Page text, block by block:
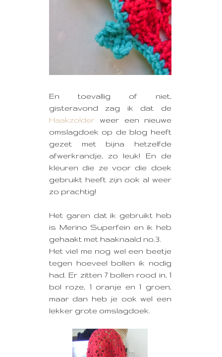
En toevallig of niet,
gisteravond zag ik dat de
Haakzolder weer een nieuwe
omslagdoek op de blog heeft
gezet met bijna hetzelfde
afwerkrandje, zo leuk! En de
kleuren die ze voor die doek
gebruikt heeft zijn ook al weer
zo prachtig!
Het garen dat ik gebruikt heb
is Merino Superfein en ik heb
gehaakt met haaknaald no.3.
Het viel me nog wel een beetje
tegen hoeveel bollen ik nodig
had. Er zitten 7 bollen rood in, 1
bol roze, 1 oranje en 1 groen,
maar dan heb je ook wel een
lekker grote omslagdoek.